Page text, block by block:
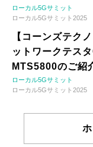
ローカル5Gサミット
ローカル5Gサミット2025
【コーンズテ
ットワークテス
MTS5800のご紹
ローカル5Gサミット
ローカル5Gサミット2025